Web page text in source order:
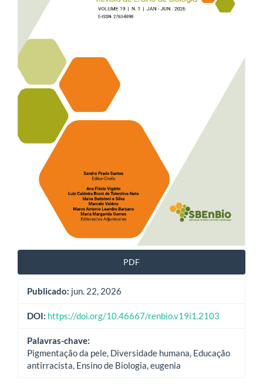
artigos
PDF
Publicado: jun. 22, 2026
DOI: https://doi.org/10.46667/renbio.v19i1.2103
Palavras-chave:
Pigmentação da pele, Diversidade humana, Educação
antirracista, Ensino de Biologia, eugenia